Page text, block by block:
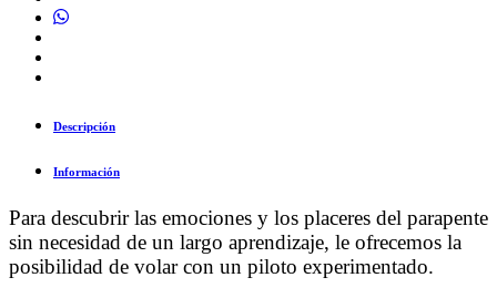
Descripción
Información
Para descubrir las emociones y los placeres del parapente
sin necesidad de un largo aprendizaje, le ofrecemos la
posibilidad de volar con un piloto experimentado.